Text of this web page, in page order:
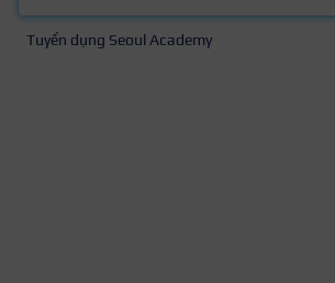
Tuyển dụng Seoul Academy